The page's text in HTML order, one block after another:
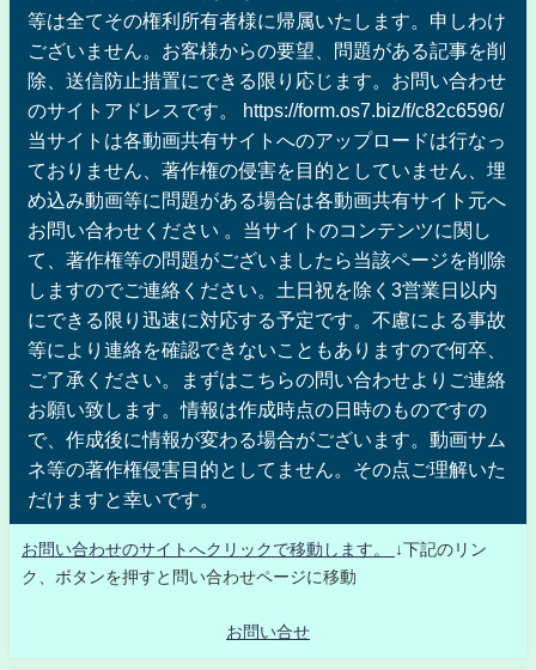
等は全てその権利所有者様に帰属いたします。申しわけ
ございません。お客様からの要望、問題がある記事を削
除、送信防止措置にできる限り応じます。お問い合わせ
のサイトアドレスです。 https://form.os7.biz/f/c82c6596/
当サイトは各動画共有サイトへのアップロードは行なっ
ておりません、著作権の侵害を目的としていません、埋
め込み動画等に問題がある場合は各動画共有サイト元へ
お問い合わせください 。当サイトのコンテンツに関し
て、著作権等の問題がございましたら当該ページを削除
しますのでご連絡ください。土日祝を除く3営業日以内
にできる限り迅速に対応する予定です。不慮による事故
等により連絡を確認できないこともありますので何卒、
ご了承ください。まずはこちらの問い合わせよりご連絡
お願い致します。情報は作成時点の日時のものですの
で、作成後に情報が変わる場合がございます。動画サム
ネ等の著作権侵害目的としてません。その点ご理解いた
だけますと幸いです。
お問い合わせのサイトへクリックで移動します。
↓下記のリン
ク、ボタンを押すと問い合わせページに移動
お問い合せ